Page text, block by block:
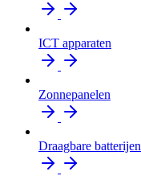
ICT apparaten
Zonnepanelen
Draagbare batterijen